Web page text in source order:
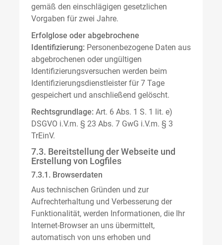
gemäß den einschlägigen gesetzlichen
Vorgaben für zwei Jahre.
Erfolglose oder abgebrochene
Identifizierung: Personenbezogene Daten aus
abgebrochenen oder ungültigen
Identifizierungsversuchen werden beim
Identifizierungsdienstleister für 7 Tage
gespeichert und anschließend gelöscht.
Rechtsgrundlage: Art. 6 Abs. 1 S. 1 lit. e)
DSGVO i.V.m. § 23 Abs. 7 GwG i.V.m. § 3
TrEinV.
7.3. Bereitstellung der Webseite und
Erstellung von Logfiles
7.3.1. Browserdaten
Aus technischen Gründen und zur
Aufrechterhaltung und Verbesserung der
Funktionalität, werden Informationen, die Ihr
Internet-Browser an uns übermittelt,
automatisch von uns erhoben und